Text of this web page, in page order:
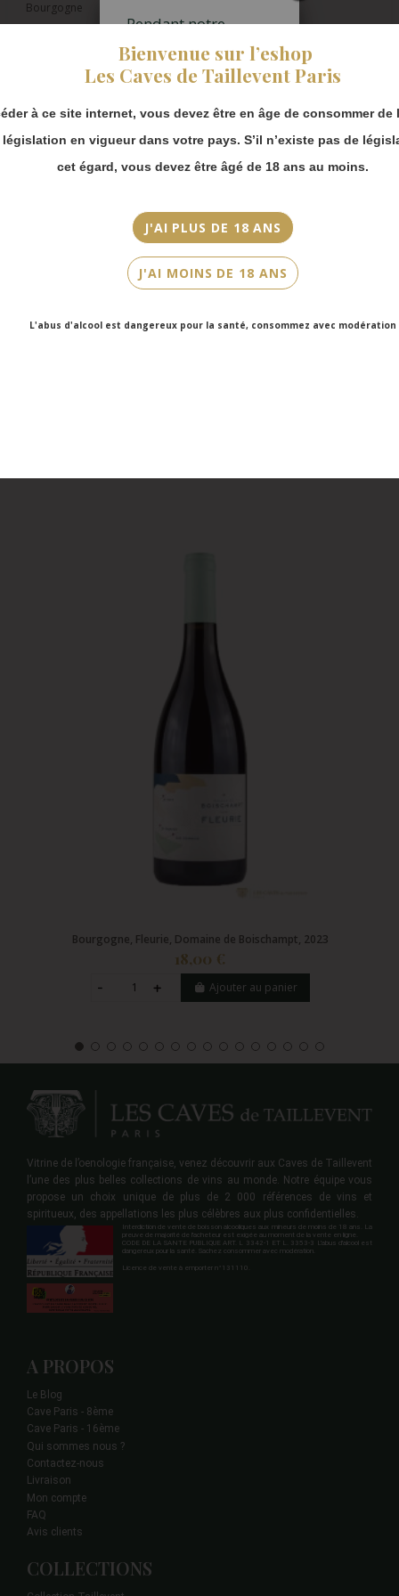
Bienvenue sur l’eshop
Les Caves de Taillevent Paris
à ce site internet, vous devez être en âge de consommer de
législation en vigueur dans votre pays. S’il n’existe pas de
cet égard, vous devez être âgé de 18 ans au moins.
J'AI PLUS DE 18 ANS
J'AI MOINS DE 18 ANS
L'abus d'alcool est dangereux pour la santé, consommez avec modération
Bourgogne
Bourgogne, Fleurie, Domaine de Boischampt, 2023
18,00 €
Ajouter au panier
Vitrine de l’oenologie française, venez découvrir aux Caves de Taillevent
l’une des plus belles collections de vins au monde. Notre équipe vous
propose un choix unique de plus de 2 000 références de vins et
spiritueux, des appellations les plus célèbres aux plus confidentielles.
Interdiction de vente de boisson alcooliques aux mineurs de moins de 18 ans. La
preuve de majorité de l'acheteur est exigée au moment de la vente en ligne.
CODE DE LA SANTE PUBLIQUE ART. L 3342-1 ET L. 3353-3 L'abus d'alcool est
dangereux pour la santé. Sachez consommer avec modération.
Licence de vente à emporter n°131110.
A PROPOS
Le Blog
Cave Paris - 8ème
Cave Paris - 16ème
Qui sommes nous ?
Contactez-nous
Livraison
Mon compte
FAQ
Avis clients
COLLECTIONS
Pendant notre
fermeture estivale,
vous pouvez
continuer à passer
Merci de bien
prendre en compte :
Les envois
partir du 31 août.
Les commandes
en click-and-
collect (cave
Faubourg Saint-
Victor Hugo)